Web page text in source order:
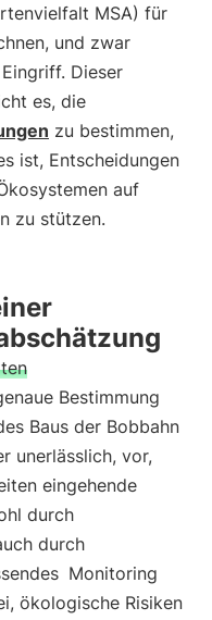
MSA) für
und zwar
Dieser
es, die
zu bestimmen,
ist, Entscheidungen
auf
zu stützen.
Bestimmung
Baus der Bobbahn
unerlässlich, vor,
eingehende
durch
durch
Monitoring
ökologische Risiken